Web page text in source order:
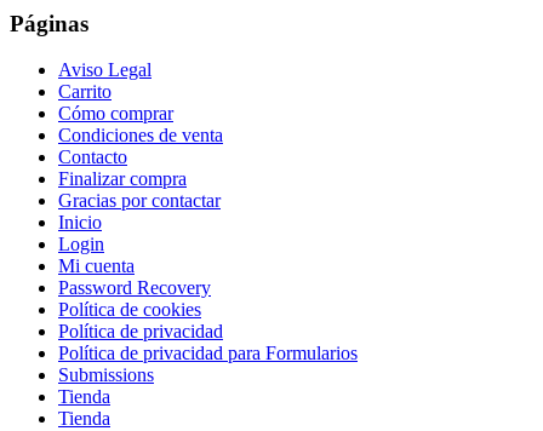
Páginas
Aviso Legal
Carrito
Cómo comprar
Condiciones de venta
Contacto
Finalizar compra
Gracias por contactar
Inicio
Login
Mi cuenta
Password Recovery
Política de cookies
Política de privacidad
Política de privacidad para Formularios
Submissions
Tienda
Tienda